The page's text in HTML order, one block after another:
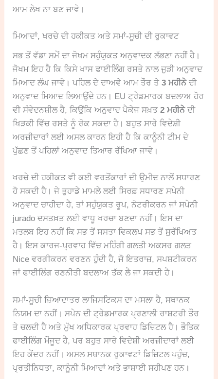
ਆਮ ਲੇਖ ਨਾ ਬਣ ਜਾਵੇ।
ਮਿਆਦਾਂ, ਖਰਚੇ ਦੀ ਹਕੀਕਤ ਅਤੇ ਸਮਾਂ-ਸੂਚੀ ਦੀ ਰੁਕਾਵਟ
ਸਭ ਤੋਂ ਵੱਡਾ ਸਮੇਂ ਦਾ ਜੋਖਮ ਸਹੁੰਯੁਕਤ ਅਨੁਵਾਦਕ ਲੱਭਣਾ ਨਹੀਂ ਹੈ।
ਜੋਖਮ ਇਹ ਹੈ ਕਿ ਕਿਸੇ ਖਾਸ ਫਾਈਲਿੰਗ ਰਸਤੇ ਨਾਲ ਜੁੜੀ ਅਨੁਵਾਦ
ਮਿਆਦ ਲੰਘ ਜਾਵੇ। ਪਹਿਲ ਦੇ ਦਾਅਵੇ ਆਮ ਤੌਰ ਤੇ3 ਮਹੀਨੇਦੀ
ਅਨੁਵਾਦ ਮਿਆਦ ਲਿਆਉਂਦੇ ਹਨ। EU ਟ੍ਰੇਡਮਾਰਕ ਬਦਲਾਅ ਹੋਰ
ਵੀ ਸੰਵੇਦਨਸ਼ੀਲ ਹੈ, ਕਿਉਂਕਿ ਅਨੁਵਾਦ ਪੈਕੇਜ ਸਖ਼ਤ2 ਮਹੀਨੇਦੀ
ਖਿੜਕੀ ਵਿੱਚ ਰਸਤੇ ਨੂੰ ਰੋਕ ਸਕਦਾ ਹੈ। ਬਹੁਤ ਸਾਰੇ ਵਿਦੇਸ਼ੀ
ਅਰਜ਼ੀਦਾਰਾਂ ਲਈ ਅਸਲ ਕਾਰਨ ਇਹੀ ਹੈ ਕਿ ਕਾਨੂੰਨੀ ਟੀਮ ਦੇ
ਪੁੱਛਣ ਤੋਂ ਪਹਿਲਾਂ ਅਨੁਵਾਦ ਤਿਆਰ ਰੱਖਿਆ ਜਾਵੇ।
ਖਰਚੇ ਦੀ ਹਕੀਕਤ ਵੀ ਕਈ ਵਰਤੋਂਕਾਰਾਂ ਦੀ ਉਮੀਦ ਨਾਲੋਂ ਸਧਾਰਣ
ਹੋ ਸਕਦੀ ਹੈ। ਜੇ ਤੁਹਾਡੇ ਮਾਮਲੇ ਲਈ ਸਿਰਫ਼ ਸਧਾਰਣ ਸਪੇਨੀ
ਅਨੁਵਾਦ ਚਾਹੀਦਾ ਹੈ, ਤਾਂ ਸਹੁੰਯੁਕਤ ਰੂਪ, ਨੋਟਰੀਕਰਨ ਜਾਂ ਸਪੇਨੀ
jurado ਦਸਤਖ਼ਤ ਲਈ ਵਾਧੂ ਖਰਚਾ ਬਣਦਾ ਨਹੀਂ। ਇਸ ਦਾ
ਮਤਲਬ ਇਹ ਨਹੀਂ ਕਿ ਸਭ ਤੋਂ ਸਸਤਾ ਵਿਕਲਪ ਸਭ ਤੋਂ ਸੁਰੱਖਿਅਤ
ਹੈ। ਇਸ ਕਾਰਜ-ਪ੍ਰਵਾਹ ਵਿੱਚ ਮਹਿੰਗੀ ਗਲਤੀ ਅਕਸਰ ਗਲਤ
Nice ਵਰਗੀਕਰਨ ਵਰਣਨ ਹੁੰਦੀ ਹੈ, ਜੋ ਇਤਰਾਜ਼, ਸਪਸ਼ਟੀਕਰਨ
ਜਾਂ ਫਾਈਲਿੰਗ ਰਣਨੀਤੀ ਬਦਲਾਅ ਤੱਕ ਲੈ ਜਾ ਸਕਦੀ ਹੈ।
ਸਮਾਂ-ਸੂਚੀ ਜ਼ਿਆਦਾਤਰ ਲਾਜਿਸਟਿਕਸ ਦਾ ਮਸਲਾ ਹੈ, ਸਥਾਨਕ
ਨਿਯਮ ਦਾ ਨਹੀਂ। ਸਪੇਨ ਦੀ ਟ੍ਰੇਡਮਾਰਕ ਪ੍ਰਣਾਲੀ ਰਾਸ਼ਟਰੀ ਤੌਰ
ਤੇ ਚਲਦੀ ਹੈ ਅਤੇ ਮੁੱਖ ਅਧਿਕਾਰਕ ਪ੍ਰਵਾਹ ਡਿਜ਼ਿਟਲ ਹੈ। ਭੌਤਿਕ
ਫਾਈਲਿੰਗ ਮੌਜੂਦ ਹੈ, ਪਰ ਬਹੁਤ ਸਾਰੇ ਵਿਦੇਸ਼ੀ ਅਰਜ਼ੀਦਾਰਾਂ ਲਈ
ਇਹ ਕੇਂਦਰ ਨਹੀਂ। ਅਸਲ ਸਥਾਨਕ ਰੁਕਾਵਟਾਂ ਡਿਜ਼ਿਟਲ ਪਹੁੰਚ,
ਪ੍ਰਤੀਨਿਧਤਾ, ਕਾਨੂੰਨੀ ਮਿਆਦਾਂ ਅਤੇ ਭਾਸ਼ਾਈ ਸਹੀਪਣ ਹਨ।